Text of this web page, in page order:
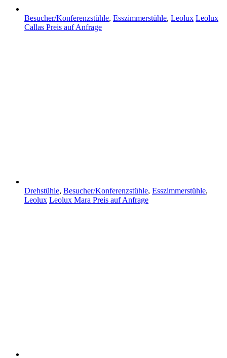
Besucher/Konferenzstühle, Esszimmerstühle, Leolux Leolux
Callas Preis auf Anfrage
Drehstühle, Besucher/Konferenzstühle, Esszimmerstühle,
Leolux Leolux Mara Preis auf Anfrage